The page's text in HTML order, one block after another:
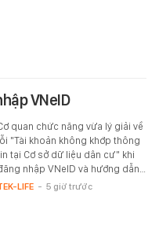
VNeID
quan chức năng vừa lý giải về
"Tài khoản không khớp thông
tại Cơ sở dữ liệu dân cư" khi
nhập VNeID và hướng dẫn…
LIFE - 5 giờ trước